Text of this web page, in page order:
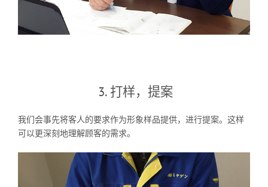
3. 打样，提案
我们会事先将客人的要求作为形象样品提供，进行提案。这样
可以更深刻地理解顾客的需求。